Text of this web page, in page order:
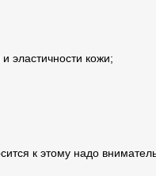
эластичности кожи;
к этому надо